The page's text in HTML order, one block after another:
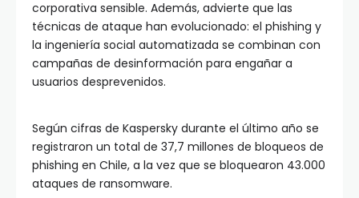
corporativa sensible. Además, advierte que las
técnicas de ataque han evolucionado: el phishing y
la ingeniería social automatizada se combinan con
campañas de desinformación para engañar a
usuarios desprevenidos.
Según cifras de Kaspersky durante el último año se
registraron un total de 37,7 millones de bloqueos de
phishing en Chile, a la vez que se bloquearon 43.000
ataques de ransomware.